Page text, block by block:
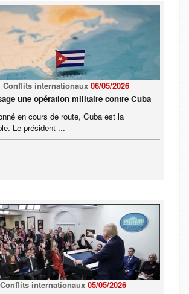
Conflits internationaux 06/05/2026
une opération militaire contre Cuba
en cours de route, Cuba est la
Le président ...
internationaux 05/05/2026